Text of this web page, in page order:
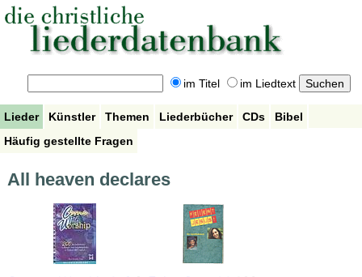
im Titel im Liedtext
Lieder Künstler Themen Liederbücher CDs
Bibel
Häufig gestellte Fragen
All heaven declares